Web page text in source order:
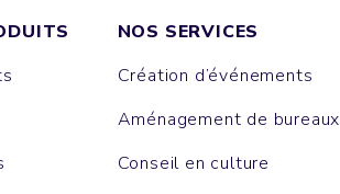
NOS SERVICES
Création d’événements
Aménagement de bureaux
Conseil en culture